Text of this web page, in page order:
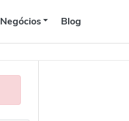
Blog